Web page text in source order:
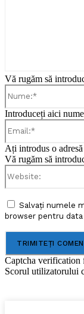
Vă rugăm să
Introduceți aici
Ați introdus o
Vă rugăm să
Salvați numele
browser pentru
Captcha verification
Scorul utilizatorului